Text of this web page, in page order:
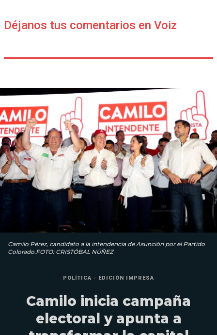
Déjanos tus comentarios en Voiz
Camilo Pérez, candidato a la intendencia de Asunción por el Partido
Colorado.FOTO: CRISTÓBAL NÚÑEZ
POLÍTICA - EDICIÓN IMPRESA
Camilo inicia campaña
electoral y apunta a